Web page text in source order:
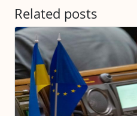
Related posts